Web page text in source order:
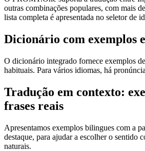
outras combinações populares, com mais
lista completa é apresentada no seletor de
Dicionário com exemplos
O dicionário integrado fornece exemplos
habituais. Para vários idiomas, há
Tradução em contexto:
frases reais
Apresentamos exemplos bilingues com a
destaque, para ajudar a escolher o sentido
naturais.